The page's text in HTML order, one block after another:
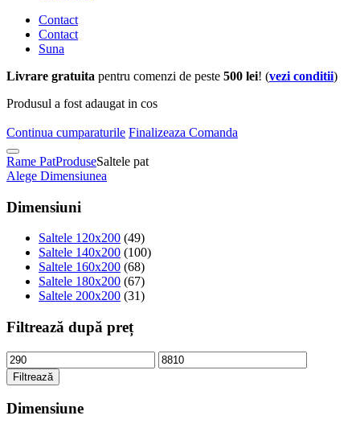
Contact
Contact
Suna
Livrare gratuita pentru comenzi de peste 500 lei! (vezi conditii)
Produsul a fost adaugat in cos
Continua cumparaturile Finalizeaza Comanda
Rame PatProduseSaltele pat
Alege Dimensiunea
Dimensiuni
Saltele 120x200 (49)
Saltele 140x200 (100)
Saltele 160x200 (68)
Saltele 180x200 (67)
Saltele 200x200 (31)
Filtrează după preț
Filtrează
Dimensiune